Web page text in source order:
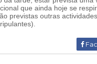
que ainda hoje se
previstas outras